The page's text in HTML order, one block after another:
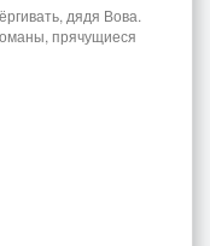
дядя Вова.
прячущиеся